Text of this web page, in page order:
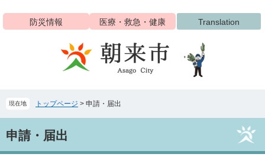
ジ
ュ
本
文
防災情報 医療・救急・健康 Translation
現在地 トップページ > 申請・届出
文申請・届出